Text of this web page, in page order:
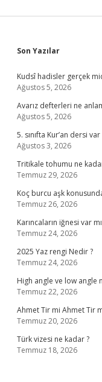
Sidebar
Son Yazılar
Kudsî hadisler gerçek
Ağustos 5, 2026
Avarız defterleri ne
Ağustos 5, 2026
5. sınıfta Kur’an dersi var
Ağustos 3, 2026
Tritikale tohumu ne
Temmuz 29, 2026
Koç burcu aşk
Temmuz 26, 2026
Karıncaların iğnesi var
Temmuz 24, 2026
2025 Yaz rengi Nedir ?
Temmuz 24, 2026
High angle ve low angle
Temmuz 22, 2026
Ahmet Tir mi Ahmet Tir
Temmuz 20, 2026
Türk vizesi ne kadar ?
Temmuz 18, 2026